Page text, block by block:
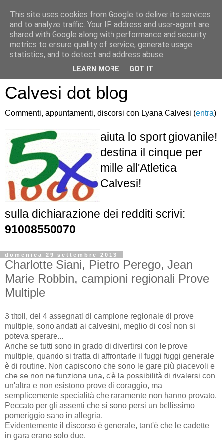
Atletica Sandro
Calvesi dot blog
Commenti, appuntamenti, discorsi con Lyana Calvesi (entra)
aiuta lo sport giovanile!
destina il cinque per
mille all'Atletica
Calvesi!
sulla dichiarazione dei redditi scrivi:
91008550070
domenica 29 settembre 2013
Charlotte Siani, Pietro Perego, Jean
Marie Robbin, campioni regionali Prove
Multiple
3 titoli, dei 4 assegnati di campione regionale di prove
multiple, sono andati ai calvesini, meglio di così non si
poteva sperare...
Anche se tutti sono in grado di divertirsi con le prove
multiple, quando si tratta di affrontarle il fuggi fuggi generale
è di routine. Non capiscono che sono le gare più piacevoli e
che se non ne funziona una, c'è la possibilità di rivalersi con
un'altra e non esistono prove di coraggio, ma
semplicemente specialità che raramente non hanno provato.
Peccato per gli assenti che si sono persi un bellissimo
pomeriggio sano in allegria.
Evidentemente il discorso è generale, tant'è che le cadette
in gara erano solo due.
This site uses cookies from Google to deliver its services
and to analyze traffic. Your IP address and user-agent are
shared with Google along with performance and security
metrics to ensure quality of service, generate usage
statistics, and to detect and address abuse.
LEARN MORE GOT IT